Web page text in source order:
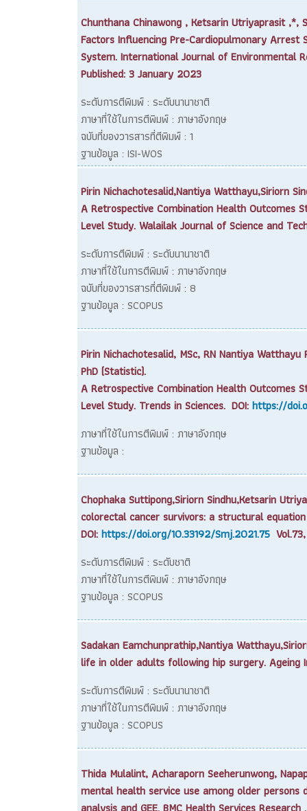
Chunthana Chinawong , Ketsarin Utriyaprasit ,*,
Factors Influencing Pre-Cardiopulmonary Arrest
System. International Journal of Environmental
Published: 3 January 2023
ระดับการตีพิมพ์ : ระดับนานาชาติ
ภาษาที่ใช้ในการตีพิมพ์ : ภาษาอังกฤษ
ฉบับที่ของวารสารที่ตีพิมพ์ : 1
ฐานข้อมูล : ISI-WOS
Pirin Nichachotesalid,Nantiya Watthayu,Siriorn
A Retrospective Combination Health Outcomes
Level Study. Walailak Journal of Science and
ระดับการตีพิมพ์ : ระดับนานาชาติ
ภาษาที่ใช้ในการตีพิมพ์ : ภาษาอังกฤษ
ฉบับที่ของวารสารที่ตีพิมพ์ : 8
ฐานข้อมูล : SCOPUS
Pirin Nichachotesalid, MSc, RN Nantiya
PhD (Statistic).
A Retrospective Combination Health Outcomes
Level Study. Trends in Sciences. DOI: https://
ภาษาที่ใช้ในการตีพิมพ์ : ภาษาอังกฤษ
ฐานข้อมูล :
Chophaka Suttipong,Siriorn Sindhu,Ketsarin
colorectal cancer survivors: a structural
DOI: https://doi.org/10.33192/Smj.2021.75
ระดับการตีพิมพ์ : ระดับชาติ
ภาษาที่ใช้ในการตีพิมพ์ : ภาษาอังกฤษ
ฐานข้อมูล : SCOPUS
Sadakan Eamchunprathip,Nantiya
life in older adults following hip surgery. Ageing
ระดับการตีพิมพ์ : ระดับนานาชาติ
ภาษาที่ใช้ในการตีพิมพ์ : ภาษาอังกฤษ
ฐานข้อมูล : SCOPUS
Thida Mulalint, Acharaporn Seeherunwong,
mental health service use among older persons